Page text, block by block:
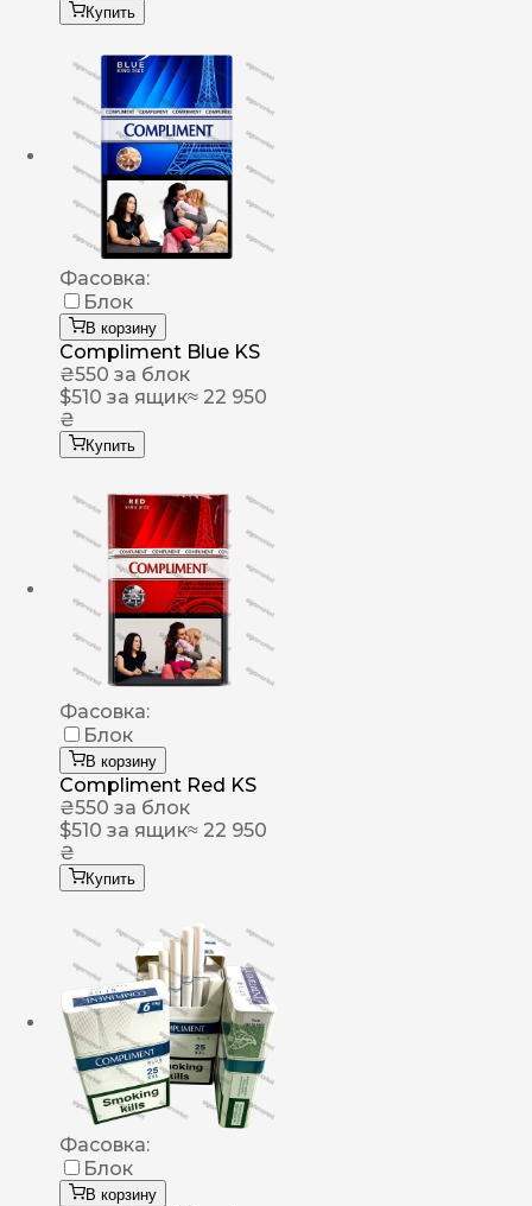
Купить
Фасовка:
Блок
В корзину
Compliment Blue KS
₴550 за блок
$510 за ящик≈ 22 950
₴
Купить
Фасовка:
Блок
В корзину
Compliment Red KS
₴550 за блок
$510 за ящик≈ 22 950
₴
Купить
Фасовка:
Блок
В корзину